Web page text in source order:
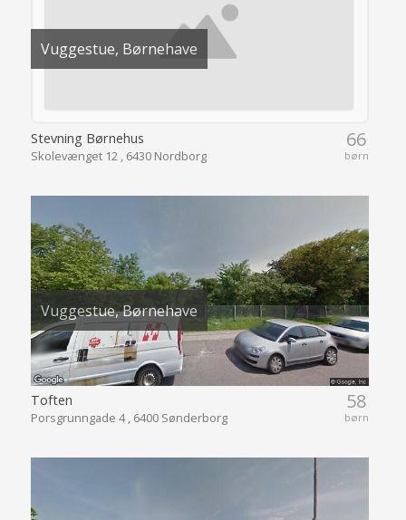
Vuggestue, Børnehave
66
børn
Stevning Børnehus
Skolevænget 12 , 6430 Nordborg
Vuggestue, Børnehave
58
børn
Toften
Porsgrunngade 4 , 6400 Sønderborg